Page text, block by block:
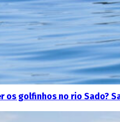
os golfinhos no rio Sado?